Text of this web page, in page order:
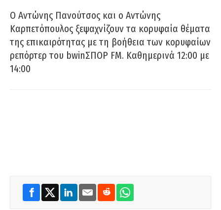
Ο Αντώνης Πανούτσος και ο Αντώνης
Καρπετόπουλος ξεψαχνίζουν τα κορυφαία θέματα
της επικαιρότητας με τη βοήθεια των κορυφαίων
ρεπόρτερ του bwinΣΠΟΡ FM. Καθημερινά 12:00 με
14:00